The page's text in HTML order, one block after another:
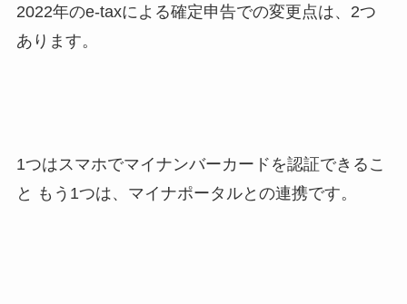
2022年のe-taxによる確定申告での変更点は、2つ
あります。
1つはスマホでマイナンバーカードを認証できるこ
と もう1つは、マイナポータルとの連携です。